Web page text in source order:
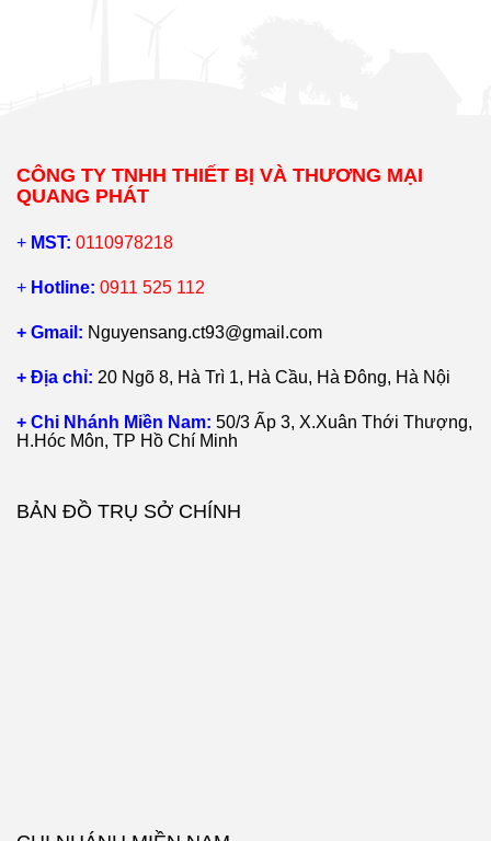
CÔNG TY TNHH THIẾT BỊ VÀ THƯƠNG MẠI
QUANG PHÁT
+ MST: 0110978218
+ Hotline: 0911 525 112
+ Gmail: Nguyensang.ct93@gmail.com
+ Địa chỉ: 20 Ngõ 8, Hà Trì 1, Hà Cầu, Hà Đông, Hà Nội
+ Chi Nhánh Miền Nam: 50/3 Ấp 3, X.Xuân Thới Thượng,
H.Hóc Môn, TP Hồ Chí Minh
BẢN ĐỒ TRỤ SỞ CHÍNH